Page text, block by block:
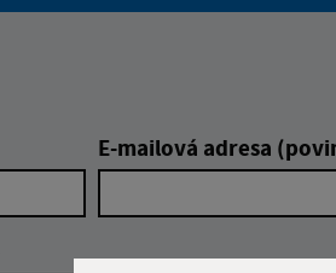
E-mailová adresa